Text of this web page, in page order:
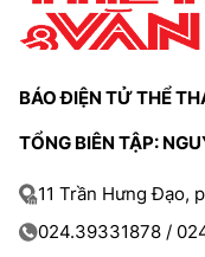
TRA CỨU PHƯỜNG XÃ
LIÊN HỆ QUẢNG CÁO
BÁO ĐIỆN TỬ THỂ
TỔNG BIÊN TẬP:
11 Trần Hưng Đạo,
024.39331878 /